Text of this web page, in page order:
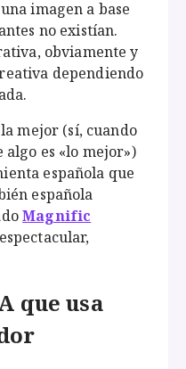
imagen a base
no existían.
obviamente y
dependiendo
mejor (sí, cuando
es «lo mejor»)
española que
española
Magnific
que usa